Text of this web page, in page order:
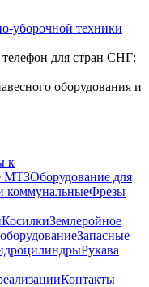
уборочной техники
для стран СНГ:
оборудования и
к
МТЗОборудование для
коммунальныеФрезы
КосилкиЗемлеройное
Запасные
Рукава
Контакты